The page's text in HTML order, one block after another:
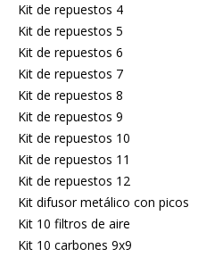
Kit de repuestos 4
Kit de repuestos 5
Kit de repuestos 6
Kit de repuestos 7
Kit de repuestos 8
Kit de repuestos 9
Kit de repuestos 10
Kit de repuestos 11
Kit de repuestos 12
Kit difusor metálico con picos
Kit 10 filtros de aire
Kit 10 carbones 9x9